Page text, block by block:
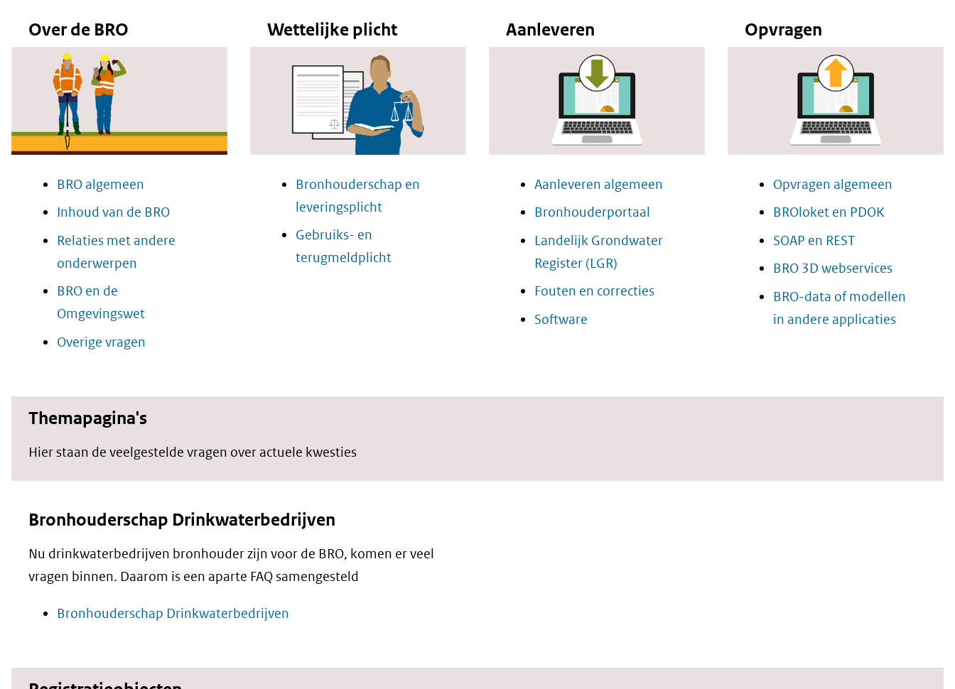
Over de BRO
BRO algemeen
Inhoud van de BRO
Relaties met andere
onderwerpen
BRO en de
Omgevingswet
Overige vragen
Wettelijke plicht
Bronhouderschap en
leveringsplicht
Gebruiks- en
terugmeldplicht
Aanleveren
Aanleveren algemeen
Bronhouderportaal
Landelijk Grondwater
Register (LGR)
Fouten en correcties
Software
Opvragen
Opvragen algemeen
BROloket en PDOK
SOAP en REST
BRO 3D webservices
BRO-data of modellen
in andere applicaties
Themapagina's
Hier staan de veelgestelde vragen over actuele kwesties
Bronhouderschap Drinkwaterbedrijven
Nu drinkwaterbedrijven bronhouder zijn voor de BRO, komen er veel
vragen binnen. Daarom is een aparte FAQ samengesteld
Bronhouderschap Drinkwaterbedrijven